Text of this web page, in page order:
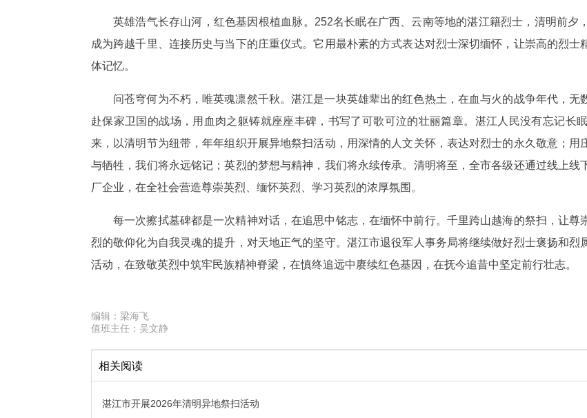
英雄浩气长存山河，红色基因根植血脉。252名长眠在广西、云南等地的湛江籍烈士，清明前夕
成为跨越千里、连接历史与当下的庄重仪式。它用最朴素的方式表达对烈士深切缅怀，让崇高的烈
体记忆。
问苍穹何为不朽，唯英魂凛然千秋。湛江是一块英雄辈出的红色热土，在血与火的战争年代，
赴保家卫国的战场，用血肉之躯铸就座座丰碑，书写了可歌可泣的壮丽篇章。湛江人民没有忘记长
来，以清明节为纽带，年年组织开展异地祭扫活动，用深情的人文关怀，表达对烈士的永久敬意；
与牺牲，我们将永远铭记；英烈的梦想与精神，我们将永续传承。清明将至，全市各级还通过线上
厂企业，在全社会营造尊崇英烈、缅怀英烈、学习英烈的浓厚氛围。
每一次擦拭墓碑都是一次精神对话，在追思中铭志，在缅怀中前行。千里跨山越海的祭扫，让
烈的敬仰化为自我灵魂的提升，对天地正气的坚守。湛江市退役军人事务局将继续做好烈士褒扬和
活动，在致敬英烈中筑牢民族精神脊梁，在慎终追远中赓续红色基因，在抚今追昔中坚定前行壮志。
编辑： 梁海飞
值班主任： 吴文静
相关阅读
湛江市开展2026年清明异地祭扫活动